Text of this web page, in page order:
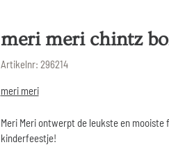
meri meri chintz
Artikelnr: 296214
meri meri
Meri Meri ontwerpt de leukste en
kinderfeestje!